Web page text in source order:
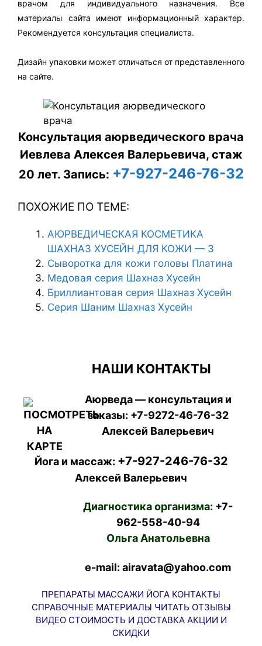
врачом для индивидуального назначения. Все
материалы сайта имеют информационный характер.
Рекомендуется консультация специалиста.
Дизайн упаковки может отличаться от представленного
на сайте.
Консультация аюрведического врача
Иевлева Алексея Валерьевича, стаж
20 лет. Запись: +7-927-246-76-32
ПОХОЖИЕ ПО ТЕМЕ:
АЮРВЕДИЧЕСКАЯ КОСМЕТИКА
ШАХНАЗ ХУСЕЙН ДЛЯ КОЖИ — 3
Сыворотка для кожи головы Платина
Медовая серия Шахназ Хусейн
Бриллиантовая серия Шахназ Хусейн
Серия Шаним Шахназ Хусейн
НАШИ КОНТАКТЫ
Аюрведа — консультация и
заказы: +7-9272-46-76-32
Алексей Валерьевич
Йога и массаж: +7-927-246-76-32
Алексей Валерьевич
Диагностика организма: +7-
962-558-40-94
Ольга Анатольевна
e-mail: airavata@yahoo.com
ПРЕПАРАТЫ МАССАЖИ ЙОГА КОНТАКТЫ
СПРАВОЧНЫЕ МАТЕРИАЛЫ ЧИТАТЬ ОТЗЫВЫ
ВИДЕО СТОИМОСТЬ И ДОСТАВКА АКЦИИ И
СКИДКИ